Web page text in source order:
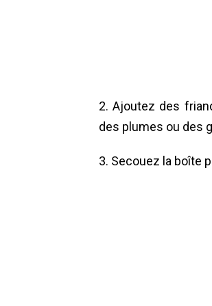
2. Ajoutez des
des plumes ou des
3. Secouez la boîte